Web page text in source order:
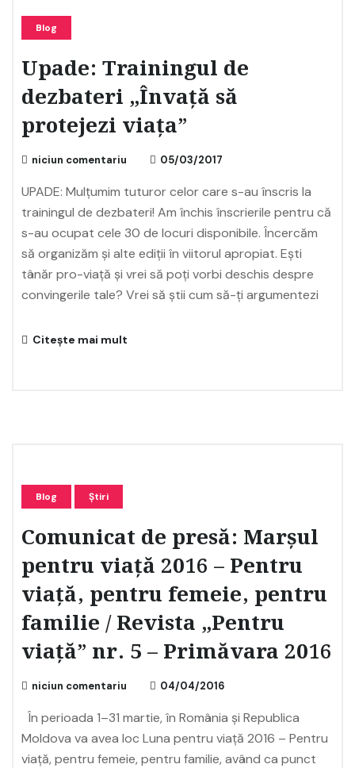
Blog
Upade: Trainingul de
dezbateri „Învață să
protejezi viața”
niciun comentariu 05/03/2017
UPADE: Mulțumim tuturor celor care s-au înscris la
trainingul de dezbateri! Am închis înscrierile pentru că
s-au ocupat cele 30 de locuri disponibile. Încercăm
să organizăm și alte ediții în viitorul apropiat. Ești
tânăr pro-viață și vrei să poți vorbi deschis despre
convingerile tale? Vrei să știi cum să-ți argumentezi
Citește mai mult
Blog Știri
Comunicat de presă: Marșul
pentru viață 2016 – Pentru
viață, pentru femeie, pentru
familie / Revista „Pentru
viață” nr. 5 – Primăvara 2016
niciun comentariu 04/04/2016
În perioada 1–31 martie, în România și Republica
Moldova va avea loc Luna pentru viață 2016 – Pentru
viață, pentru femeie, pentru familie, având ca punct